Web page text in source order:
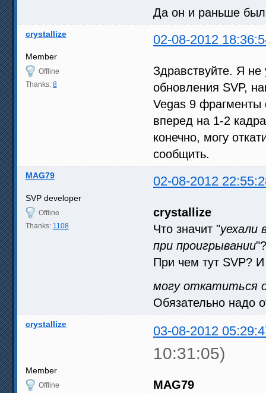
Да он и раньше
crystallize 02-08-2012
Member
Offline
Thanks: 8
Здравствуйте. Я не
обновления SVP,
Vegas 9 фрагменты
вперед на 1-2
конечно, могу
сообщить.
MAG79 02-08-2012
SVP developer
Offline
Thanks: 1108
crystallize
Что значит "уехали
при проигрывании"?
При чем тут SVP?
могу откатиться
Обязательно надо
crystallize 03-08-2012
10:31:05)
Member
Offline
MAG79